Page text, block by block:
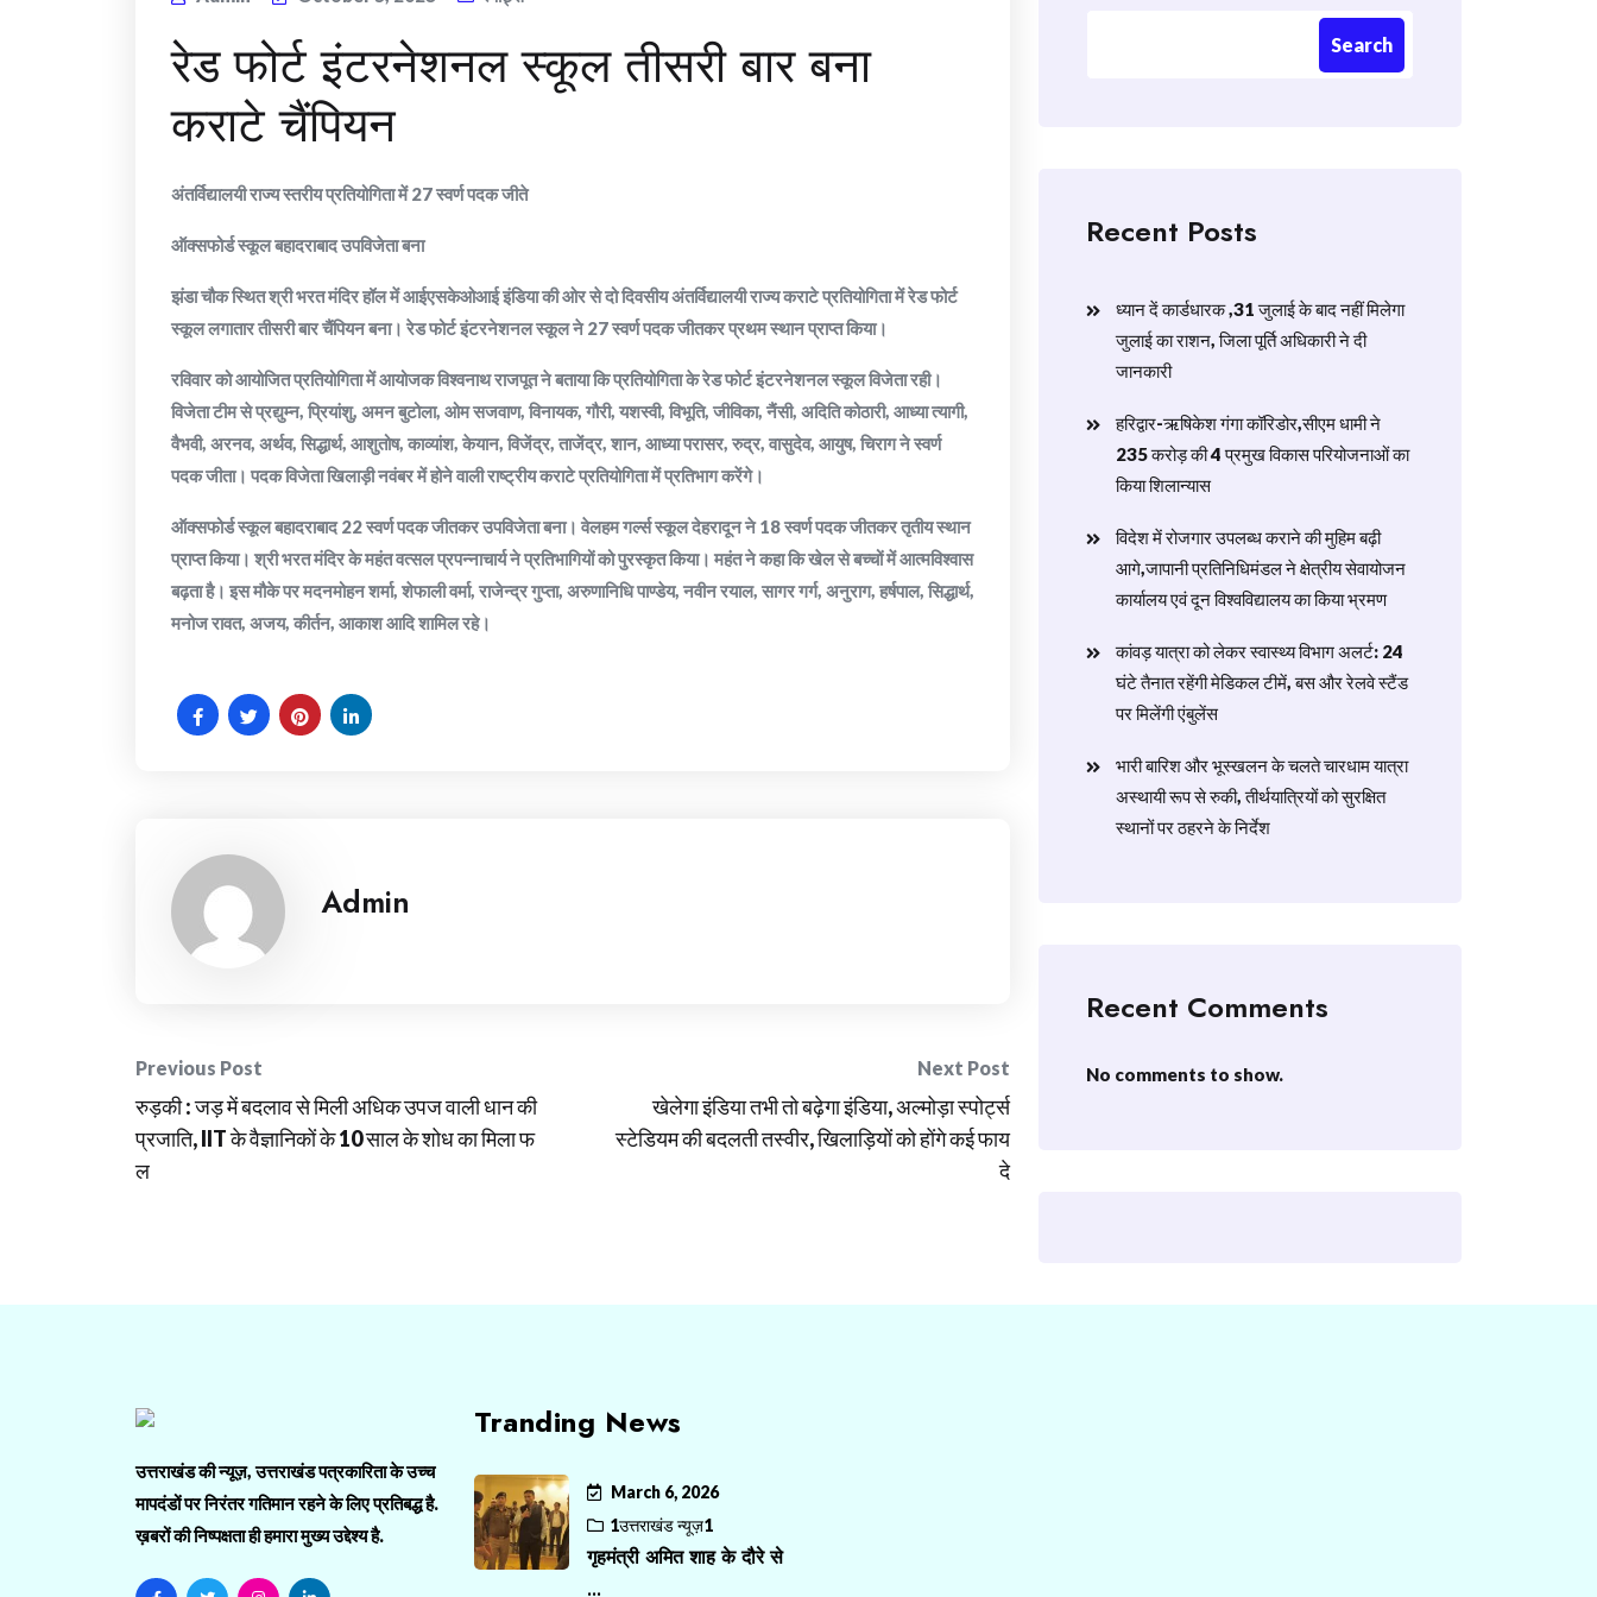
रेड फोर्ट इंटरनेशनल स्कूल तीसरी बार बना
कराटे चैंपियन
अंतर्विद्यालयी राज्य स्तरीय प्रतियोगिता में 27 स्वर्ण पदक जीते
ऑक्सफोर्ड स्कूल बहादराबाद उपविजेता बना
झंडा चौक स्थित श्री भरत मंदिर हॉल में आईएसकेओआई इंडिया की ओर से दो दिवसीय अंतर्विद्यालयी राज्य कराटे प्रतियोगिता में रेड फोर्ट
स्कूल लगातार तीसरी बार चैंपियन बना। रेड फोर्ट इंटरनेशनल स्कूल ने 27 स्वर्ण पदक जीतकर प्रथम स्थान प्राप्त किया।
रविवार को आयोजित प्रतियोगिता में आयोजक विश्वनाथ राजपूत ने बताया कि प्रतियोगिता के रेड फोर्ट इंटरनेशनल स्कूल विजेता रही।
विजेता टीम से प्रद्युम्न, प्रियांशु, अमन बुटोला, ओम सजवाण, विनायक, गौरी, यशस्वी, विभूति, जीविका, नैंसी, अदिति कोठारी, आध्या त्यागी,
वैभवी, अरनव, अर्थव, सिद्धार्थ, आशुतोष, काव्यांश, केयान, विजेंद्र, ताजेंद्र, शान, आध्या परासर, रुद्र, वासुदेव, आयुष, चिराग ने स्वर्ण
पदक जीता। पदक विजेता खिलाड़ी नवंबर में होने वाली राष्ट्रीय कराटे प्रतियोगिता में प्रतिभाग करेंगे।
ऑक्सफोर्ड स्कूल बहादराबाद 22 स्वर्ण पदक जीतकर उपविजेता बना। वेलहम गर्ल्स स्कूल देहरादून ने 18 स्वर्ण पदक जीतकर तृतीय स्थान
प्राप्त किया। श्री भरत मंदिर के महंत वत्सल प्रपन्नाचार्य ने प्रतिभागियों को पुरस्कृत किया। महंत ने कहा कि खेल से बच्चों में आत्मविश्वास
बढ़ता है। इस मौके पर मदनमोहन शर्मा, शेफाली वर्मा, राजेन्द्र गुप्ता, अरुणानिधि पाण्डेय, नवीन रयाल, सागर गर्ग, अनुराग, हर्षपाल, सिद्धार्थ,
मनोज रावत, अजय, कीर्तन, आकाश आदि शामिल रहे।
Admin
Post
navigation
Previous Post
रुड़की : जड़ में बदलाव से मिली अधिक उपज वाली धान की
प्रजाति, IIT के वैज्ञानिकों के 10 साल के शोध का मिला फ
ल
Next Post
खेलेगा इंडिया तभी तो बढ़ेगा इंडिया, अल्मोड़ा स्पोर्ट्स
स्टेडियम की बदलती तस्वीर, खिलाड़ियों को होंगे कई फाय
दे
Search
Recent Posts
ध्यान दें कार्डधारक ,31 जुलाई के बाद नहीं मिलेगा
जुलाई का राशन, जिला पूर्ति अधिकारी ने दी
जानकारी
हरिद्वार-ऋषिकेश गंगा कॉरिडोर,सीएम धामी ने
235 करोड़ की 4 प्रमुख विकास परियोजनाओं का
किया शिलान्यास
विदेश में रोजगार उपलब्ध कराने की मुहिम बढ़ी
आगे,जापानी प्रतिनिधिमंडल ने क्षेत्रीय सेवायोजन
कार्यालय एवं दून विश्वविद्यालय का किया भ्रमण
​कांवड़ यात्रा को लेकर स्वास्थ्य विभाग अलर्ट: 24
घंटे तैनात रहेंगी मेडिकल टीमें, बस और रेलवे स्टैंड
पर मिलेंगी एंबुलेंस
​भारी बारिश और भूस्खलन के चलते चारधाम यात्रा
अस्थायी रूप से रुकी, तीर्थयात्रियों को सुरक्षित
स्थानों पर ठहरने के निर्देश
Recent Comments
No comments to show.
उत्तराखंड की न्यूज़, उत्तराखंड पत्रकारिता के उच्च
मापदंडों पर निरंतर गतिमान रहने के लिए प्रतिबद्ध है.
ख़बरों की निष्पक्षता ही हमारा मुख्य उद्देश्य है.
Tranding News
March 6, 2026
1उत्तराखंड न्यूज़1
गृहमंत्री अमित शाह के दौरे से
...